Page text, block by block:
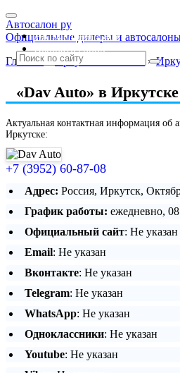
Автосалон ру
Официальные дилеры и
Автосалоны Lada
Выбрать город
Главная » Иркутская область »
«Dav Auto» в Иркутске
Актуальная контактная информация об
Иркутске:
+7 (3952) 60-87-08
Адрес: Россия, Иркутск,
График работы: ежедневно,
Официальный сайт: Не указан
Email: Не указан
Вконтакте: Не указан
Telegram: Не указан
WhatsApp: Не указан
Одноклассники: Не указан
Youtube: Не указан